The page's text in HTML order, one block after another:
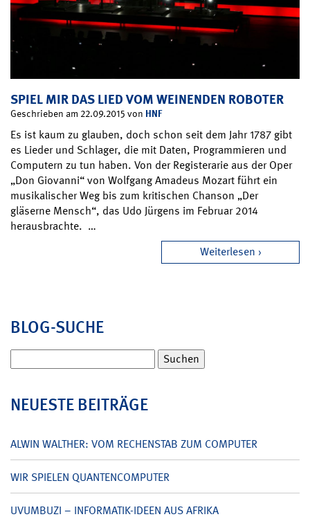
SPIEL MIR DAS LIED VOM WEINENDEN ROBOTER
Geschrieben am 22.09.2015 von HNF
Es ist kaum zu glauben, doch schon seit dem Jahr 1787 gibt
es Lieder und Schlager, die mit Daten, Programmieren und
Computern zu tun haben. Von der Registerarie aus der Oper
„Don Giovanni“ von Wolfgang Amadeus Mozart führt ein
musikalischer Weg bis zum kritischen Chanson „Der
gläserne Mensch“, das Udo Jürgens im Februar 2014
herausbrachte. …
Weiterlesen
BLOG-SUCHE
nach:
NEUESTE BEITRÄGE
ALWIN WALTHER: VOM RECHENSTAB ZUM COMPUTER
WIR SPIELEN QUANTENCOMPUTER
UVUMBUZI – INFORMATIK-IDEEN AUS AFRIKA